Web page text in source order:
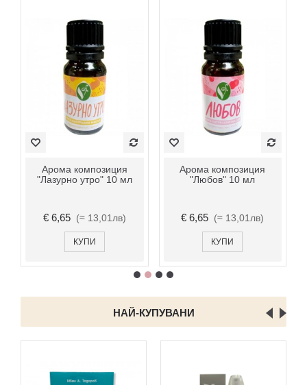
Арома композиция
"Лазурно утро" 10 мл
€ 6,65 (≈ 13,01лв)
КУПИ
Арома композиция
"Любов" 10 мл
€ 6,65 (≈ 13,01лв)
КУПИ
НАЙ-КУПУВАНИ